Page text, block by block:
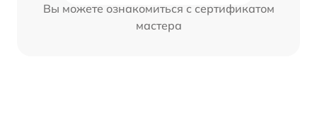
Вы можете ознакомиться с сертификатом
мастера